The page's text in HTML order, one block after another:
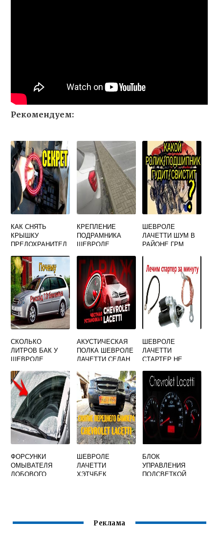
Рекомендуем:
КАК СНЯТЬ
КРЫШКУ
ПРЕДОХРАНИТЕЛ
ЛАЧЕТТИ
КРЕПЛЕНИЕ
ПОДРАМНИКА
ШЕВРОЛЕ
ШЕВРОЛЕ
ЛАЧЕТТИ ШУМ В
РАЙОНЕ ГРМ
СКОЛЬКО
ЛИТРОВ БАК У
ШЕВРОЛЕ
УНИВЕРСАЛ
АКУСТИЧЕСКАЯ
ПОЛКА ШЕВРОЛЕ
ЛАЧЕТТИ СЕДАН
ШЕВРОЛЕ
ЛАЧЕТТИ
СТАРТЕР НЕ
ГОРЯЧУЮ
ФОРСУНКИ
ОМЫВАТЕЛЯ
ЛОБОВОГО
ШЕВРОЛЕ
ЛАЧЕТТИ
ХЭТЧБЕК
БЛОК
УПРАВЛЕНИЯ
ПОДСВЕТКОЙ
Реклама